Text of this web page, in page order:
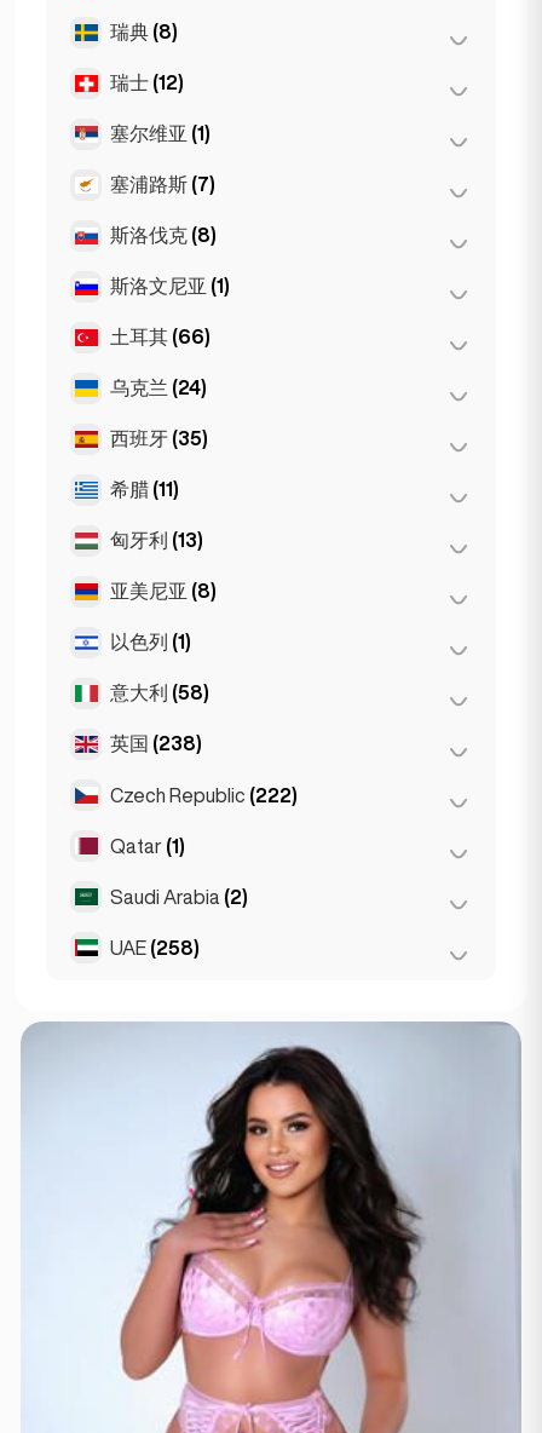
迈阿密
奥斯陆 (5)
瑞典 (8)
斯德哥尔摩 (8)
瑞士 (12)
巴塞尔 (2)
伯尔尼
洛桑
日内瓦
塞尔维亚 (1)
Belgrad (1)
塞浦路斯 (7)
拉纳卡 (2)
利马索尔
尼科西亚
斯洛伐克 (8)
布拉迪斯拉发 (8)
斯洛文尼亚 (1)
卢布尔雅那 (1)
土耳其 (66)
安卡拉 (14)
伊斯坦布尔
伊兹密尔
乌克兰 (24)
哈尔科夫 (1)
Kiev
西班牙 (35)
巴塞罗那 (11)
马贝拉
马德里
Mallorca
(1)
Sevilla
希腊 (11)
塞萨洛尼基 (2)
雅典
Patras
匈牙利 (13)
布达佩斯 (8)
德布勒森
塞格德
亚美尼亚 (8)
埃里温 (8)
以色列 (1)
特拉维夫 (1)
意大利 (58)
都灵 (1)
佛罗伦萨
罗马
英国 (238)
伯明翰 (2)
利物浦
伦敦
Newcastle (1)
Czech Republic (222)
布尔诺 (2)
布拉格
Qatar (1)
Doha (1)
Saudi Arabia (2)
Riyadh (2)
UAE (258)